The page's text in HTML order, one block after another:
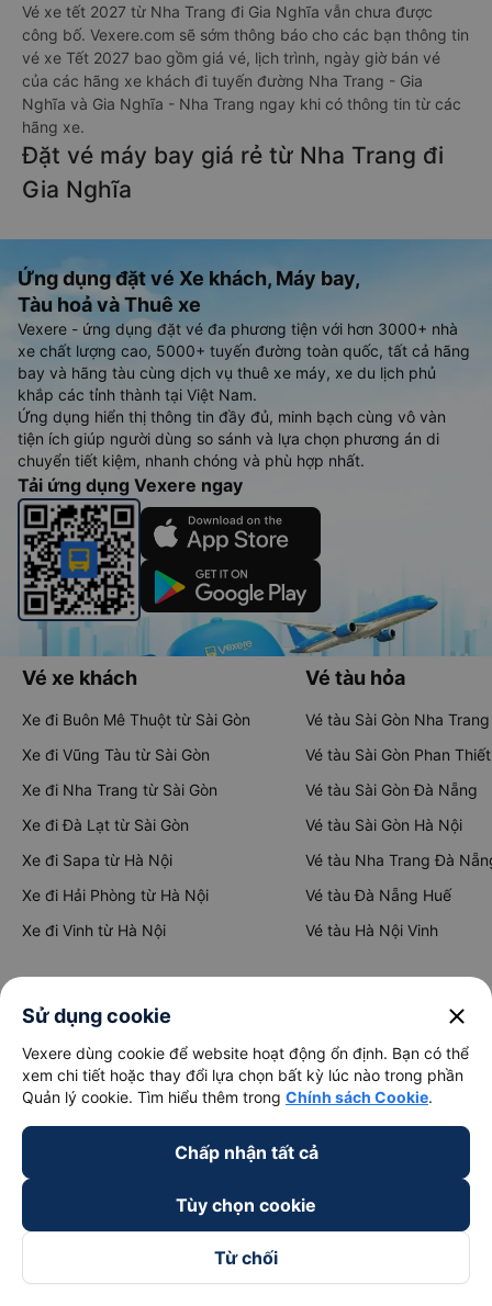
Vé xe tết 2027 từ Nha Trang đi Gia Nghĩa vẫn chưa được
công bố. Vexere.com sẽ sớm thông báo cho các bạn thông tin
vé xe Tết 2027 bao gồm giá vé, lịch trình, ngày giờ bán vé
của các hãng xe khách đi tuyến đường Nha Trang - Gia
Nghĩa và Gia Nghĩa - Nha Trang ngay khi có thông tin từ các
hãng xe.
Đặt vé máy bay giá rẻ từ Nha Trang đi
Gia Nghĩa
Ứng dụng đặt vé Xe khách, Máy bay,
Tàu hoả và Thuê xe
Vexere - ứng dụng đặt vé đa phương tiện với hơn 3000+ nhà
xe chất lượng cao, 5000+ tuyến đường toàn quốc, tất cả hãng
bay và hãng tàu cùng dịch vụ thuê xe máy, xe du lịch phủ
khắp các tỉnh thành tại Việt Nam.
Ứng dụng hiển thị thông tin đầy đủ, minh bạch cùng vô vàn
tiện ích giúp người dùng so sánh và lựa chọn phương án di
chuyển tiết kiệm, nhanh chóng và phù hợp nhất.
Tải ứng dụng Vexere ngay
Vé xe khách
Xe đi Buôn Mê Thuột từ Sài Gòn
Xe đi Vũng Tàu từ Sài Gòn
Xe đi Nha Trang từ Sài Gòn
Xe đi Đà Lạt từ Sài Gòn
Xe đi Sapa từ Hà Nội
Xe đi Hải Phòng từ Hà Nội
Xe đi Vinh từ Hà Nội
Vé tàu hỏa
Vé tàu Sài Gòn Nha Trang
Vé tàu Sài Gòn Phan Thiết
Vé tàu Sài Gòn Đà Nẵng
Vé tàu Sài Gòn Hà Nội
Vé tàu Nha Trang Đà
Vé tàu Đà Nẵng Huế
Vé tàu Hà Nội Vinh
Thuê xe
Hà Nội đi Ninh Bình
Hà Nội đi Hạ Long
Đà Nẵng đi Hội An
Đà Nẵng đi Huế
Xem tất cả tuyến đường
Sử dụng cookie close
Vexere dùng cookie để website hoạt động ổn định. Bạn có thể
xem chi tiết hoặc thay đổi lựa chọn bất kỳ lúc nào trong phần
Quản lý cookie. Tìm hiểu thêm trong Chính sách Cookie.
Chấp nhận tất cả
Tùy chọn cookie
Từ chối